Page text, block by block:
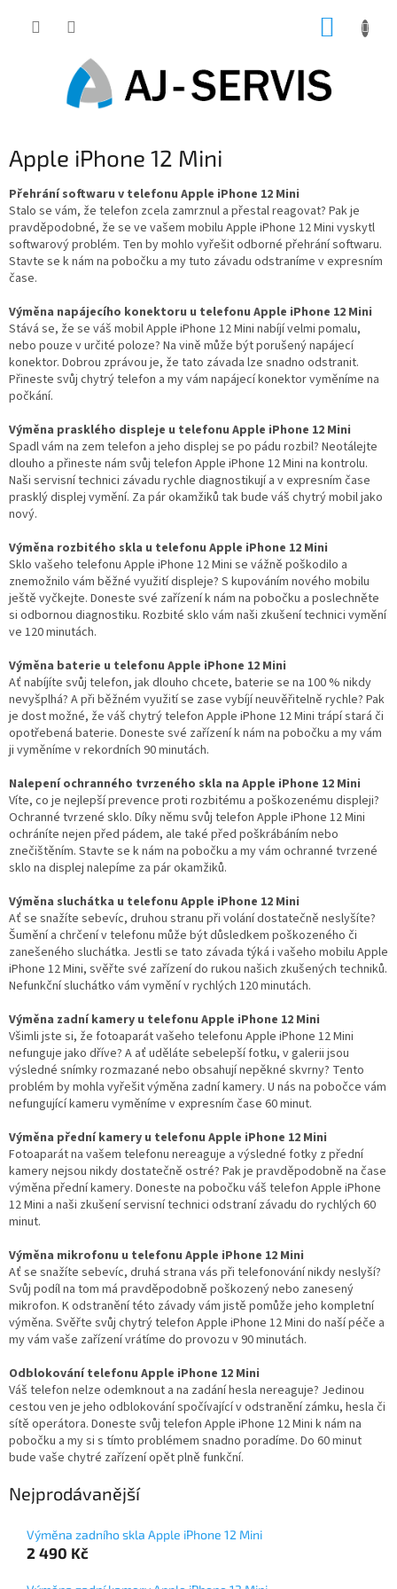
P
o
s
t
r
a
n
í
p
a
n
e
l
Apple iPhone 12 Mini
Přehrání softwaru v telefonu Apple iPhone 12 Mini
Stalo se vám, že telefon zcela zamrznul a přestal reagovat? Pak je
pravděpodobné, že se ve vašem mobilu Apple iPhone 12 Mini vyskytl
softwarový problém. Ten by mohlo vyřešit odborné přehrání softwaru.
Stavte se k nám na pobočku a my tuto závadu odstraníme v expresním
čase.
Výměna napájecího konektoru u telefonu Apple iPhone 12 Mini
Stává se, že se váš mobil Apple iPhone 12 Mini nabíjí velmi pomalu,
nebo pouze v určité poloze? Na vině může být porušený napájecí
konektor. Dobrou zprávou je, že tato závada lze snadno odstranit.
Přineste svůj chytrý telefon a my vám napájecí konektor vyměníme na
počkání.
Výměna prasklého displeje u telefonu Apple iPhone 12 Mini
Spadl vám na zem telefon a jeho displej se po pádu rozbil? Neotálejte
dlouho a přineste nám svůj telefon Apple iPhone 12 Mini na kontrolu.
Naši servisní technici závadu rychle diagnostikují a v expresním čase
prasklý displej vymění. Za pár okamžiků tak bude váš chytrý mobil jako
nový.
Výměna rozbitého skla u telefonu Apple iPhone 12 Mini
Sklo vašeho telefonu Apple iPhone 12 Mini se vážně poškodilo a
znemožnilo vám běžné využití displeje? S kupováním nového mobilu
ještě vyčkejte. Doneste své zařízení k nám na pobočku a poslechněte
si odbornou diagnostiku. Rozbité sklo vám naši zkušení technici vymění
ve 120 minutách.
Výměna baterie u telefonu Apple iPhone 12 Mini
Ať nabíjíte svůj telefon, jak dlouho chcete, baterie se na 100 % nikdy
nevyšplhá? A při běžném využití se zase vybíjí neuvěřitelně rychle? Pak
je dost možné, že váš chytrý telefon Apple iPhone 12 Mini trápí stará či
opotřebená baterie. Doneste své zařízení k nám na pobočku a my vám
ji vyměníme v rekordních 90 minutách.
Nalepení ochranného tvrzeného skla na Apple iPhone 12 Mini
Víte, co je nejlepší prevence proti rozbitému a poškozenému displeji?
Ochranné tvrzené sklo. Díky němu svůj telefon Apple iPhone 12 Mini
ochráníte nejen před pádem, ale také před poškrábáním nebo
znečištěním. Stavte se k nám na pobočku a my vám ochranné tvrzené
sklo na displej nalepíme za pár okamžiků.
Výměna sluchátka u telefonu Apple iPhone 12 Mini
Ať se snažíte sebevíc, druhou stranu při volání dostatečně neslyšíte?
Šumění a chrčení v telefonu může být důsledkem poškozeného či
zanešeného sluchátka. Jestli se tato závada týká i vašeho mobilu Apple
iPhone 12 Mini, svěřte své zařízení do rukou našich zkušených techniků.
Nefunkční sluchátko vám vymění v rychlých 120 minutách.
Výměna zadní kamery u telefonu Apple iPhone 12 Mini
Všimli jste si, že fotoaparát vašeho telefonu Apple iPhone 12 Mini
nefunguje jako dříve? A ať uděláte sebelepší fotku, v galerii jsou
výsledné snímky rozmazané nebo obsahují nepěkné skvrny? Tento
problém by mohla vyřešit výměna zadní kamery. U nás na pobočce vám
nefungující kameru vyměníme v expresním čase 60 minut.
Výměna přední kamery u telefonu Apple iPhone 12 Mini
Fotoaparát na vašem telefonu nereaguje a výsledné fotky z přední
kamery nejsou nikdy dostatečně ostré? Pak je pravděpodobně na čase
výměna přední kamery. Doneste na pobočku váš telefon Apple iPhone
12 Mini a naši zkušení servisní technici odstraní závadu do rychlých 60
minut.
Výměna mikrofonu u telefonu Apple iPhone 12 Mini
Ať se snažíte sebevíc, druhá strana vás při telefonování nikdy neslyší?
Svůj podíl na tom má pravděpodobně poškozený nebo zanesený
mikrofon. K odstranění této závady vám jistě pomůže jeho kompletní
výměna. Svěřte svůj chytrý telefon Apple iPhone 12 Mini do naší péče a
my vám vaše zařízení vrátíme do provozu v 90 minutách.
Odblokování telefonu Apple iPhone 12 Mini
Váš telefon nelze odemknout a na zadání hesla nereaguje? Jedinou
cestou ven je jeho odblokování spočívající v odstranění zámku, hesla či
sítě operátora. Doneste svůj telefon Apple iPhone 12 Mini k nám na
pobočku a my si s tímto problémem snadno poradíme. Do 60 minut
bude vaše chytré zařízení opět plně funkční.
Nejprodávanější
Výměna zadního skla Apple iPhone 12 Mini
2 490 Kč